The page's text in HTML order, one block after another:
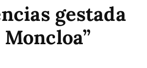
gestada